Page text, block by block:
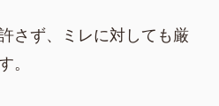
さず、ミレに対しても厳
。